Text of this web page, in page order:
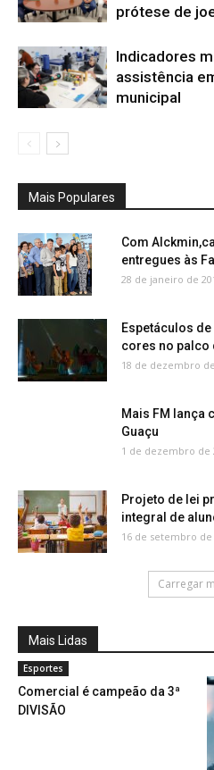
prótese de
Indicadores
assistência
municipal
Mais Populares
Com
entregues às
28 de janeiro de
Espetáculos
cores no palco
18 de dezembro
Mais FM lança
Guaçu
1 de dezembro de
Projeto de lei
integral de
16 de setembro de
Carregar
Mais Lidas
Esportes
Comercial é campeão da 3ª
DIVISÃO